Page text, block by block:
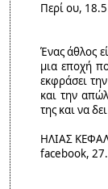
Περί ου,
Ένας άθλος
μια εποχή
εκφράσει
και την
της και να
ΗΛΙΑΣ
facebook,